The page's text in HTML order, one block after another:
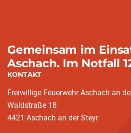
Gemeinsam im
Aschach. Im Notfall
KONTAKT
Freiwillige Feuerwehr Aschach an
Waldstraße 18
4421 Aschach an der Steyr